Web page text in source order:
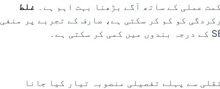
عملی کے ساتھ آگے بڑھنا بہت اہم ہے۔
غلط
کو کم کر سکتی ہے، صارف کے تجربے پر منفی
سے پہلے تفصیلی منصوبہ تیار کیا جانا